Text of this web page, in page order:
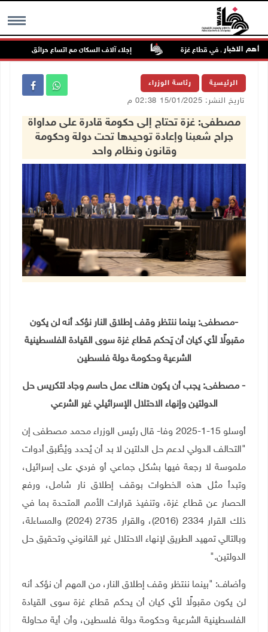
MENU أهم الاخبار
في قطاع غزة إجلاء آلاف السكان مع اتساع حرائق الغابات غرب كندا
الرئيسية رئاسة الوزراء
تاريخ النشر: 15/01/2025 02:38 م
مصطفى: غزة تحتاج إلى حكومة قادرة على مداواة
جراح شعبنا وإعادة توحيدها تحت دولة وحكومة
وقانون ونظام واحد
-مصطفى: بينما ننتظر وقف إطلاق النار نؤكد أنه لن يكون
مقبولًا لأي كيان أن يَحكم قطاع غزة سوى القيادة الفلسطينية
الشرعية وحكومة دولة فلسطين
- مصطفى: يجب أن يكون هناك عمل حاسم وجاد لتكريس حل
الدولتين وإنهاء الاحتلال الإسرائيلي غير الشرعي
أوسلو 15-1-2025 وفا- قال رئيس الوزراء محمد مصطفى إن
"التحالف الدولي لدعم حل الدلتين لا بد أن يُحدد ويُطَّبق أدوات
ملموسة لا رجعة فيها بشكل جماعي أو فردي على إسرائيل،
وتبدأ مثل هذه الخطوات بوقف إطلاق نار شامل، ورفع
الحصار عن قطاع غزة، وتنفيذ قرارات الأمم المتحدة بما في
ذلك القرار 2334 (2016)، والقرار 2735 (2024) والمساءلة،
وبالتالي تمهيد الطريق لإنهاء الاحتلال غير القانوني وتحقيق حل
الدولتين".
وأضاف: "بينما ننتظر وقف إطلاق النار، من المهم أن نؤكد أنه
لن يكون مقبولًا لأي كيان أن يحكم قطاع غزة سوى القيادة
الفلسطينية الشرعية وحكومة دولة فلسطين، وأن أية محاولة